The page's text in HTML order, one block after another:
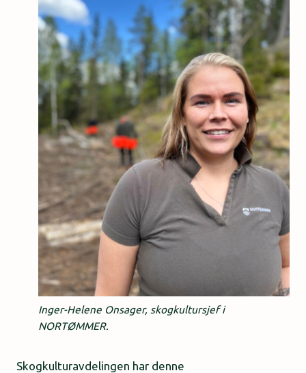
Inger-Helene Onsager, skogkultursjef i
NORTØMMER.
Skogkulturavdelingen har denne